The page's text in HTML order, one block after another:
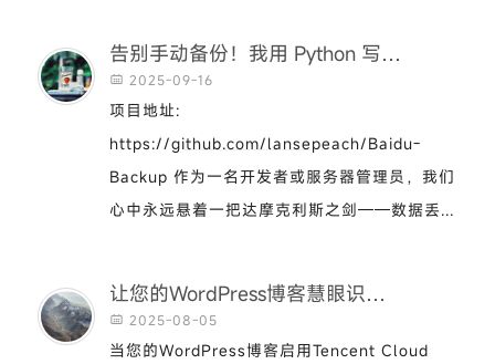
告别手动备份！我用 Python 写了一个百度网盘自动备份神器
 2025-09-16
项目地址:
https://github.com/lansepeach/Baidu-
Backup 作为一名开发者或服务器管理员，我们
心中永远悬着一把达摩克利斯之剑——数据丢...
让您的WordPress博客慧眼识珠：Tencent Cloud EdgeOne环境下获取访客真实IP（在cdn下获得真实ip）
 2025-08-05
当您的WordPress博客启用Tencent Cloud